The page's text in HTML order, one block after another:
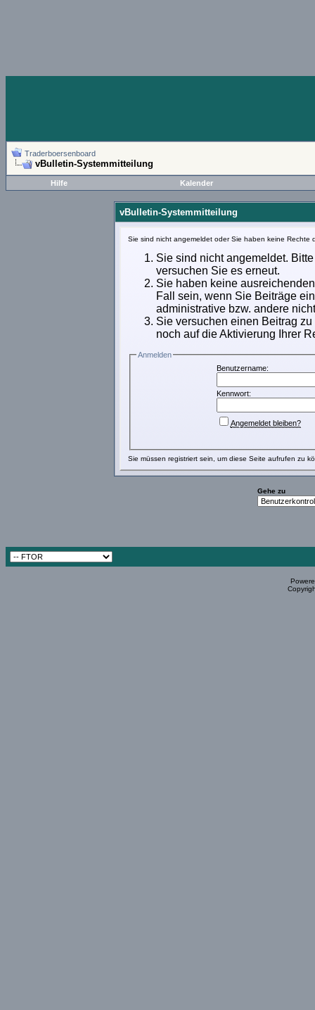
Traderboersenboard
vBulletin-Systemmitteilung
Hilfe Kalender
vBulletin-Systemmitteilung
Sie sind nicht angemeldet oder Sie haben keine
Sie sind nicht angemeldet.
versuchen Sie es erneut.
Sie haben keine
Fall sein, wenn Sie Beiträge
administrative bzw. andere
Sie versuchen einen Beitrag
noch auf die Aktivierung Ihrer
Anmelden
Benutzername:
Kennwort:
Angemeldet bleiben?
Sie müssen registriert sein, um diese Seite aufrufen zu
Gehe zu